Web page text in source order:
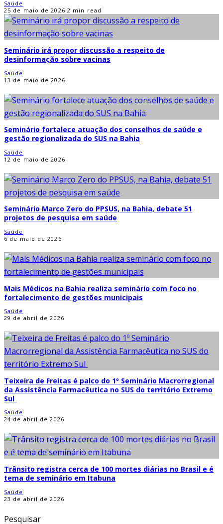
Saúde
25 de maio de 2026 2 min read
Seminário irá propor discussão a respeito de
desinformação sobre vacinas
Saúde
13 de maio de 2026
Seminário fortalece atuação dos conselhos de saúde e
gestão regionalizada do SUS na Bahia
Saúde
12 de maio de 2026
Seminário Marco Zero do PPSUS, na Bahia, debate 51
projetos de pesquisa em saúde
Saúde
6 de maio de 2026
Mais Médicos na Bahia realiza seminário com foco no
fortalecimento de gestões municipais
Saúde
29 de abril de 2026
Teixeira de Freitas é palco do 1º Seminário Macrorregional
da Assistência Farmacêutica no SUS do território Extremo
Sul
Saúde
24 de abril de 2026
Trânsito registra cerca de 100 mortes diárias no Brasil e é
tema de seminário em Itabuna
Saúde
23 de abril de 2026
Pesquisar